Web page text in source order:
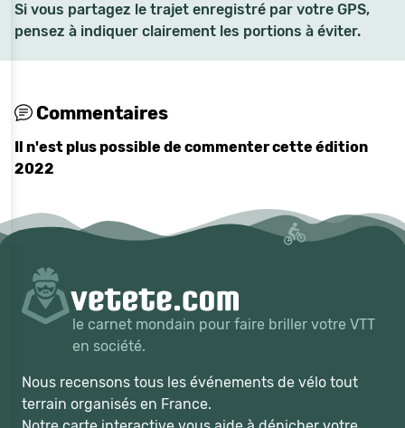
Si vous partagez le trajet enregistré par votre GPS,
pensez à indiquer clairement les portions à éviter.
Commentaires
Il n'est plus possible de commenter cette édition
2022
le carnet mondain pour faire briller votre VTT
en société.
Nous recensons tous les événements de vélo tout
terrain organisés en France.